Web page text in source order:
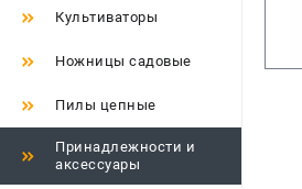
Культиваторы
Ножницы садовые
Пилы цепные
Принадлежности и
аксессуары